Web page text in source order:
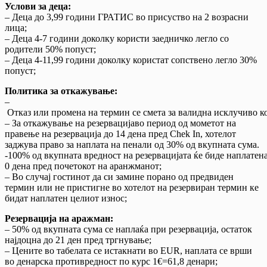
Услови за деца:
– Деца до 3,99 години ГРАТИС во присуство на 2 возрасни
лица;
– Деца 4-7 години доколку користи заедничко легло со
родители 50% попуст;
– Деца 4-11,99 години доколку користат сопствено легло 30%
попуст;
Политика за откажување:
–
Отказ или промена на термин се смета за валидна исклучиво
– За откажување на резервацијаво период од мометот на
правење на резервација до 14 дена пред Chek In, хотелот
заджува право за наплата на пенали од 30% од вкупната сума.
-100% од вкупната вредност на резервацијата ќе биде
0 дена пред почетокот на аранжманот;
– Во случај гостинот да си замине порано од предвиден
термин или не пристигне во хотелот на резервиран термин ке
бидат наплатен целиот износ;
Резервација на аражман:
– 50% од вкупната сума се наплаќа при резервација, остаток
најдоцна до 21 ден пред тргнување;
– Цените во табелата се истакнати во EUR, наплата се врши
во денарска противредност по курс 1€=61,8 денари;